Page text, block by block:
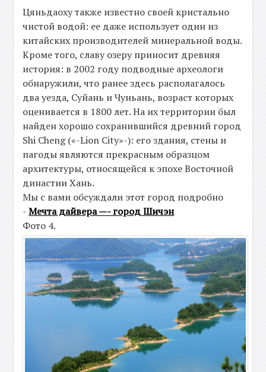
Цяньдаоху также известно своей кристально
чистой водой: ее даже использует один из
китайских производителей минеральной воды.
Кроме того, славу озеру приносит древняя
история: в 2002 году подводные археологи
обнаружили, что ранее здесь располагалось
два уезда, Суйань и Чуньань, возраст которых
оценивается в 1800 лет. На их территории был
найден хорошо сохранившийся древний город
Shi Cheng («-Lion City»-): его здания, стены и
пагоды являются прекрасным образцом
архитектуры, относящейся к эпохе Восточной
династии Хань.
Мы с вами обсуждали этот город подробно
-Мечта дайвера —- город Шичэн
Фото 4.